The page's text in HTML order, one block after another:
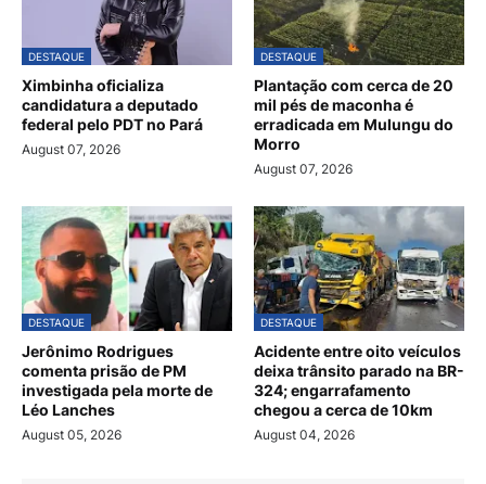
DESTAQUE
Ximbinha oficializa
candidatura a deputado
federal pelo PDT no Pará
August 07, 2026
DESTAQUE
Plantação com cerca de 20
mil pés de maconha é
erradicada em Mulungu do
Morro
August 07, 2026
DESTAQUE
Jerônimo Rodrigues
comenta prisão de PM
investigada pela morte de
Léo Lanches
August 05, 2026
DESTAQUE
Acidente entre oito veículos
deixa trânsito parado na BR-
324; engarrafamento
chegou a cerca de 10km
August 04, 2026